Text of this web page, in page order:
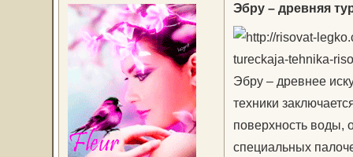
Эбру – древняя
Эбру – древнее
техники
поверхность воды,
специальных